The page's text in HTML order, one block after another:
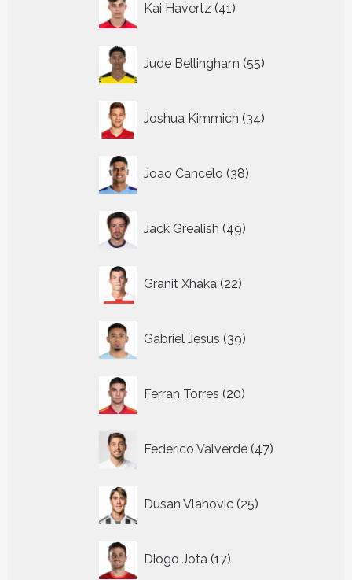
Kai Havertz 41
producten
Jude Bellingham 55
producten
Joshua Kimmich 34
producten
Joao Cancelo 38
producten
Jack Grealish 49
producten
Granit Xhaka 22
producten
Gabriel Jesus 39
producten
Ferran Torres 20
producten
Federico Valverde 47
producten
Dusan Vlahovic 25
producten
Diogo Jota 17
producten